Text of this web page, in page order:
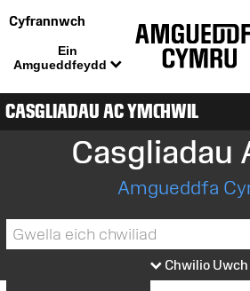
Cyfrannwch
Ein
Amgueddfeydd
CASGLIADAU AC YMCHWIL
Casgliadau
Amgueddfa
Chwilio Uwch